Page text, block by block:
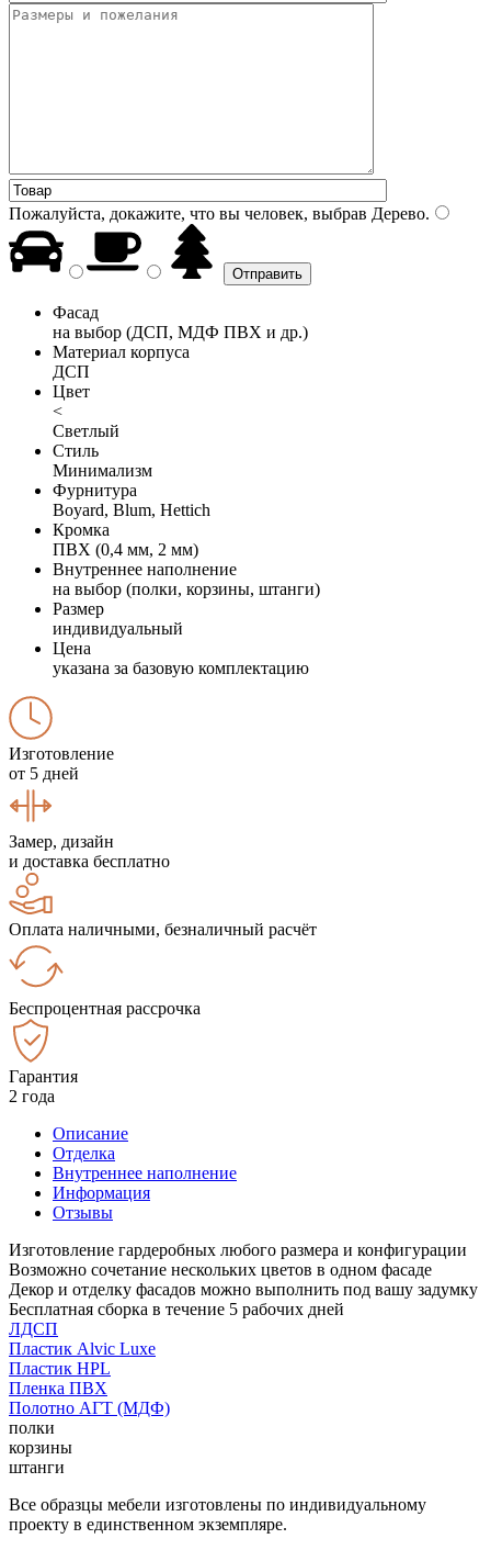
Пожалуйста, докажите, что вы человек, выбрав Дерево.
Фасад
на выбор (ДСП, МДФ ПВХ и др.)
Материал корпуса
ДСП
Цвет
<
Светлый
Стиль
Минимализм
Фурнитура
Boyard, Blum, Hettich
Кромка
ПВХ (0,4 мм, 2 мм)
Внутреннее наполнение
на выбор (полки, корзины, штанги)
Размер
индивидуальный
Цена
указана за базовую комплектацию
Изготовление
от 5 дней
Замер, дизайн
и доставка бесплатно
Оплата наличными, безналичный расчёт
Беспроцентная рассрочка
Гарантия
2 года
Описание
Отделка
Внутреннее наполнение
Информация
Отзывы
Изготовление гардеробных любого размера и конфигурации
Возможно сочетание нескольких цветов в одном фасаде
Декор и отделку фасадов можно выполнить под вашу задумку
Бесплатная сборка в течение 5 рабочих дней
ЛДСП
Пластик Alvic Luxe
Пластик HPL
Пленка ПВХ
Полотно АГТ (МДФ)
полки
корзины
штанги
Все образцы мебели изготовлены по индивидуальному
проекту в единственном экземпляре.